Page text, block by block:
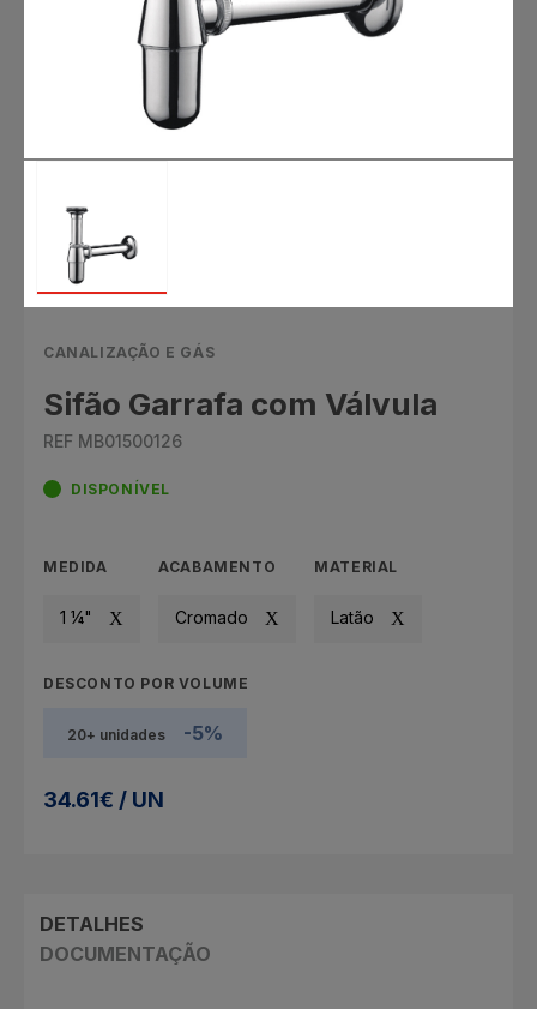
CANALIZAÇÃO E GÁS
Sifão Garrafa com Válvula
REF MB01500126
DISPONÍVEL
MEDIDA
1 ¼"
ACABAMENTO
Cromado
MATERIAL
Latão
DESCONTO POR VOLUME
20+ unidades -5%
34.61€ / UN
DETALHES
DOCUMENTAÇÃO